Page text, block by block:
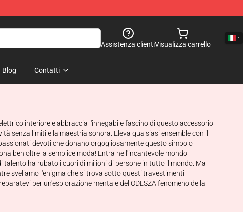
Assistenza clientiVisualizza carrello
Blog Contatti
interiore e abbraccia l'innegabile fascino di questo accessorio
senza limiti e la maestria sonora. Eleva qualsiasi ensemble con il
devoti che donano orgogliosamente questo simbolo
ben oltre la semplice moda! Entra nell'incantevole mondo
talento ha rubato i cuori di milioni di persone in tutto il mondo. Ma
sveliamo l'enigma che si trova sotto questi travestimenti
per un'esplorazione mentale del ODESZA fenomeno della